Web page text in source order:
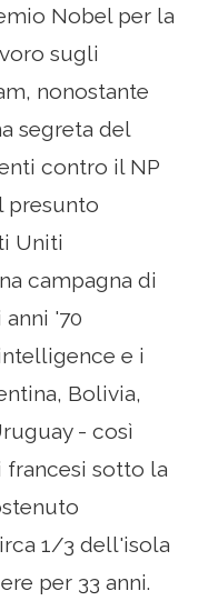
Nobel per la
sugli
nonostante
segreta del
contro il NP
presunto
Uniti
campagna di
'70
e i
Bolivia,
- così
sotto la
1/3 dell'isola
per 33 anni.